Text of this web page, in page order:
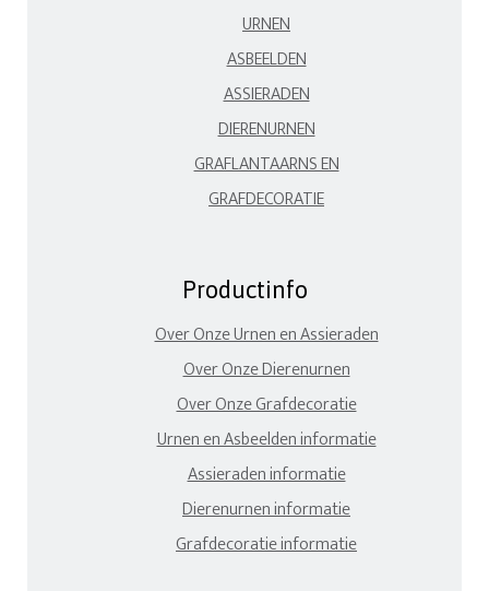
URNEN
ASBEELDEN
ASSIERADEN
DIERENURNEN
GRAFLANTAARNS EN
GRAFDECORATIE
Productinfo
Over Onze Urnen en Assieraden
Over Onze Dierenurnen
Over Onze Grafdecoratie
Urnen en Asbeelden informatie
Assieraden informatie
Dierenurnen informatie
Grafdecoratie informatie